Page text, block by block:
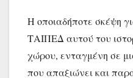
Η οποιαδήποτε σκέψη
ΤΑΙΠΕΔ αυτού του
χώρου, ενταγμένη σε
που απαξιώνει και